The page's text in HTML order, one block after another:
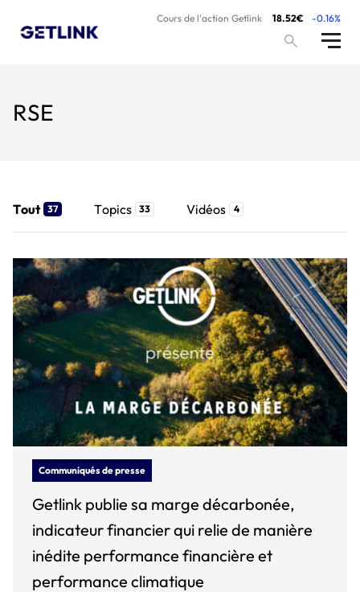
Cours de l’action Getlink 18.52€ -0.16%
RSE
Tout 37 Topics 33 Vidéos 4
Communiqués de presse
Getlink publie sa marge décarbonée,
indicateur financier qui relie de manière
inédite performance financière et
performance climatique